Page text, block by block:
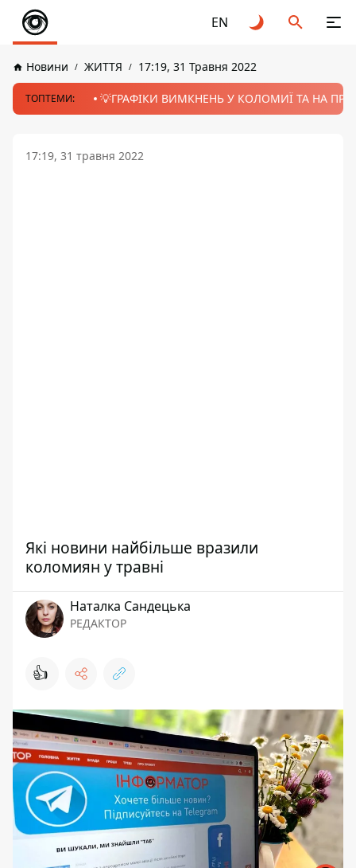
EN
Новини ЖИТТЯ 17:19, 31 Травня 2022
ТОПТЕМИ: 💡ГРАФІКИ ВИМКНЕНЬ У КОЛОМИЇ ТА НА
17:19, 31 травня 2022
Які новини найбільше вразили
коломиян у травні
Наталка Сандецька
РЕДАКТОР
👍